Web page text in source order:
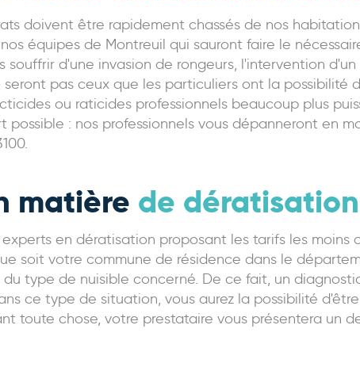
doivent être rapidement chassés de nos
équipes de Montreuil qui sauront faire le
souffrir d'une invasion de rongeurs, l'intervention d'un
pas ceux que les particuliers ont la possibilité
ou raticides professionnels beaucoup plus
: nos professionnels vous dépanneront en
matière de
en dératisation proposant les tarifs les moins
soit votre commune de résidence dans le
type de nuisible concerné. De ce fait, un
ce type de situation, vous aurez la possibilité
toute chose, votre prestataire vous présentera un